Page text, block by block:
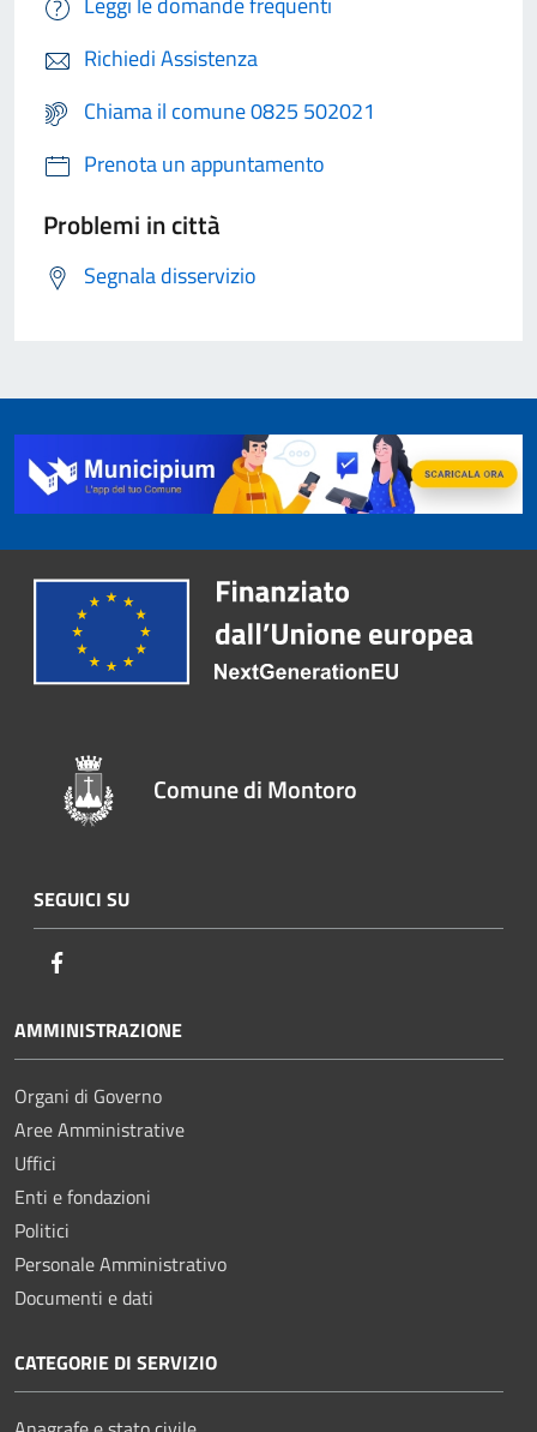
Richiedi Assistenza
Chiama il comune 0825 502021
Prenota un appuntamento
Problemi in città
Segnala disservizio
Comune di Montoro
SEGUICI SU
AMMINISTRAZIONE
Organi di Governo
Aree Amministrative
Uffici
Enti e fondazioni
Politici
Personale Amministrativo
Documenti e dati
CATEGORIE DI SERVIZIO